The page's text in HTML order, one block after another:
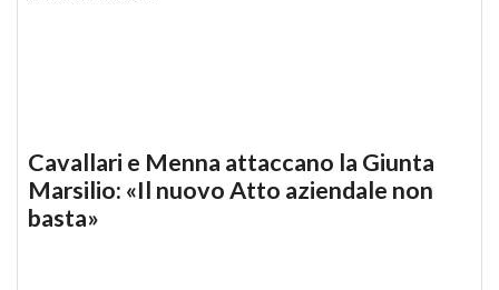
Cavallari e Menna attaccano la Giunta
Marsilio: «Il nuovo Atto aziendale non
basta»